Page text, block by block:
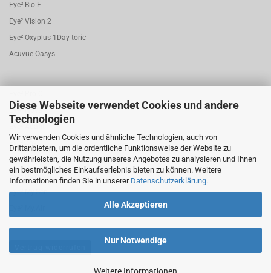
Diese Webseite verwendet Cookies und andere
Technologien
Wir verwenden Cookies und ähnliche Technologien, auch von
Drittanbietern, um die ordentliche Funktionsweise der Website zu
gewährleisten, die Nutzung unseres Angebotes zu analysieren und Ihnen
ein bestmögliches Einkaufserlebnis bieten zu können. Weitere
Informationen finden Sie in unserer Datenschutzerklärung.
Alle Akzeptieren
Nur Notwendige
Eye² Bio F
Eye² Vision 2
Eye² Oxyplus 1Day toric
Acuvue Oasys
Eye² Nova
Eye² Joy
Eye² Bio.F 1 Day torisch
Eye² Dayfresh
Eye² My.Sen